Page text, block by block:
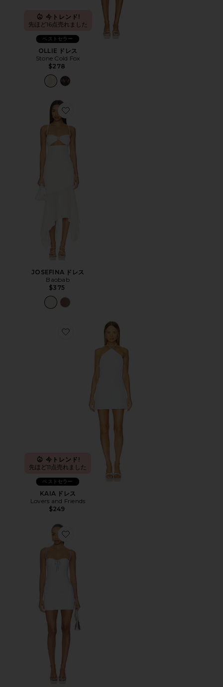
今トレンド!
先ほど16点売れました
ベストセラー
OLLIE ドレス
Stone Cold Fox
$278
Favorite JOSEFINA ドレス
JOSEFINA ドレス
Baobab
$375
Favorite KAIA ドレス
今トレンド!
先ほど11点売れました
ベストセラー
KAIA ドレス
Lovers and Friends
$249
Favorite GINA ドレス